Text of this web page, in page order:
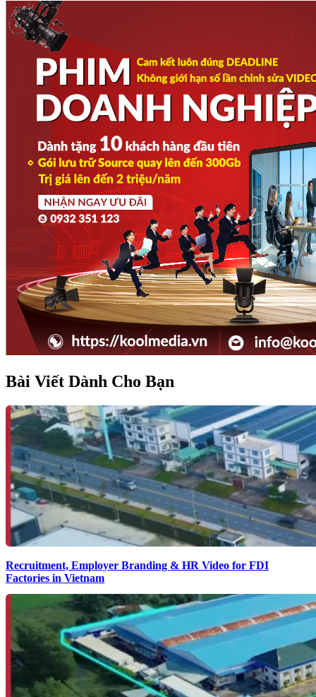
Bài Viết Dành Cho Bạn
Recruitment, Employer Branding & HR Video for FDI
Factories in Vietnam